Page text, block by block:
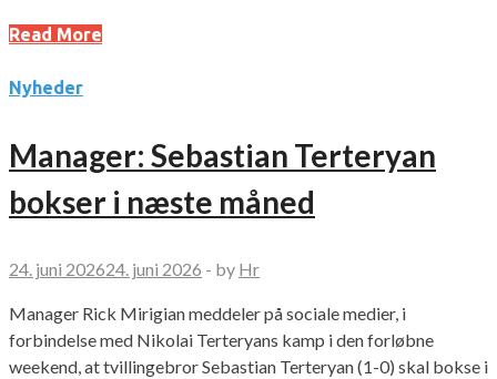
Read More
Nyheder
Manager: Sebastian Terteryan
bokser i næste måned
24. juni 202624. juni 2026 - by Hr
Manager Rick Mirigian meddeler på sociale medier, i
forbindelse med Nikolai Terteryans kamp i den forløbne
weekend, at tvillingebror Sebastian Terteryan (1-0) skal bokse i